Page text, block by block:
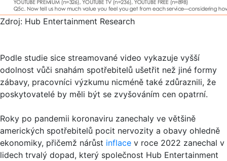
Zdroj: Hub Entertainment Research
Podle studie sice streamované video vykazuje vyšší
odolnost vůči snahám spotřebitelů ušetřit než jiné formy
zábavy, pracovníci výzkumu nicméně také zdůraznili, že
poskytovatelé by měli být se zvyšováním cen opatrní.
Roky po pandemii koronaviru zanechaly ve většině
amerických spotřebitelů pocit nervozity a obavy ohledně
ekonomiky, přičemž nárůst inflace v roce 2022 zanechal v
lidech trvalý dopad, který společnost Hub Entertainment